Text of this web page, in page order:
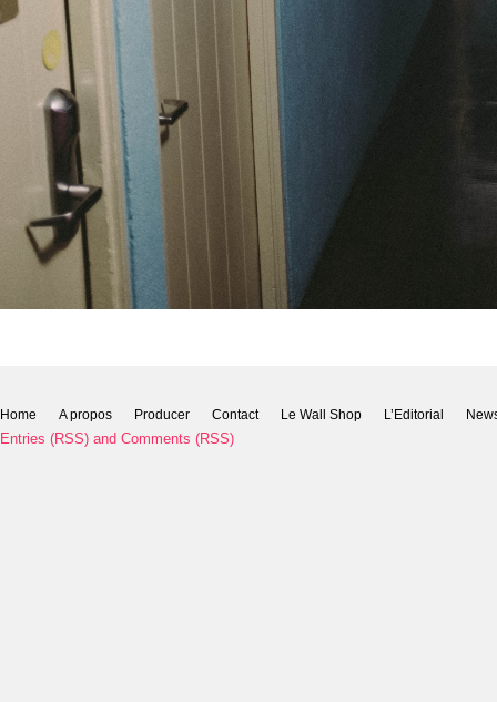
Home A propos Producer Contact Le Wall Shop L’Editorial
Entries (RSS) and Comments (RSS)